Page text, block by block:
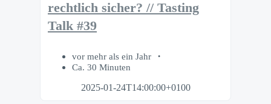
rechtlich sicher? // Tasting
Talk #39
vor mehr als ein Jahr
Ca. 30 Minuten
2025-01-24T14:00:00+0100